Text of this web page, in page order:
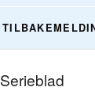
Serieblad